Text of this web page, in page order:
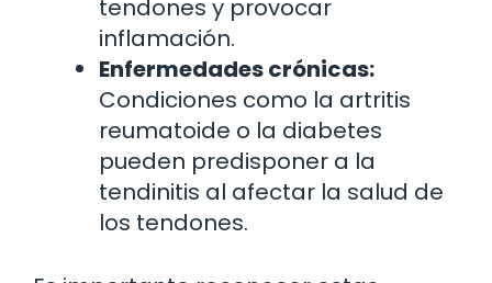
tendones y provocar
inflamación.
Enfermedades crónicas:
Condiciones como la artritis
reumatoide o la diabetes
pueden predisponer a la
tendinitis al afectar la salud de
los tendones.